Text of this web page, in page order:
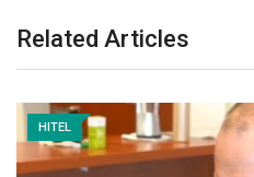
Related Articles
HITEL